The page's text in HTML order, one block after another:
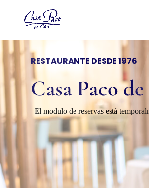
RESTAURANTE DESDE 1976
Casa Paco